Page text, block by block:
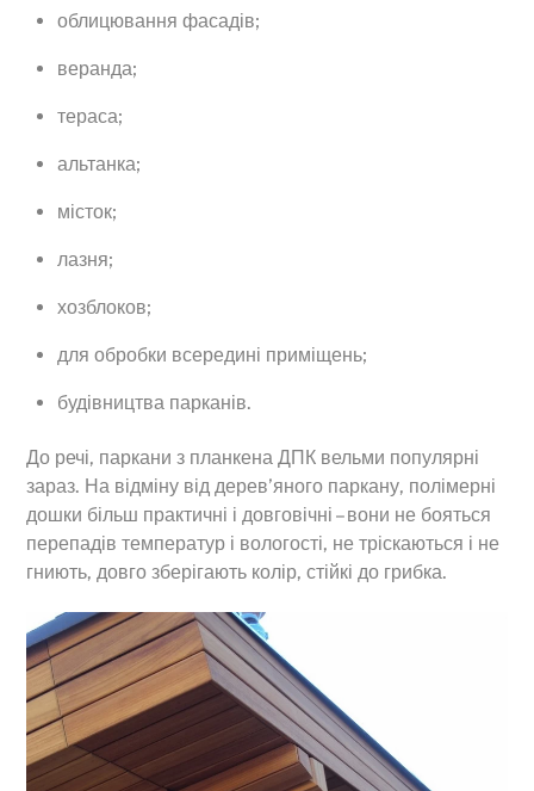
облицювання фасадів;
веранда;
тераса;
альтанка;
місток;
лазня;
хозблоков;
для обробки всередині приміщень;
будівництва парканів.
До речі, паркани з планкена ДПК вельми популярні
зараз. На відміну від дерев’яного паркану, полімерні
дошки більш практичні і довговічні – вони не бояться
перепадів температур і вологості, не тріскаються і не
гниють, довго зберігають колір, стійкі до грибка.